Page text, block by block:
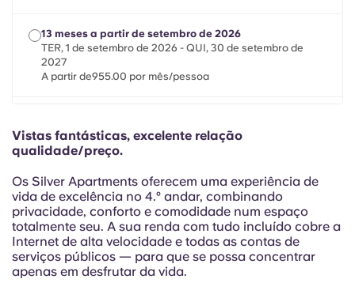
French
Portuguese
13 meses a partir de setembro de 2026
TER, 1 de setembro de 2026 - QUI, 30 de setembro de
2027
A partir de955.00 por mês/pessoa
Sáb., 1 de agosto de 2026 - Qui., 30 de setembro de 2027
A partir de955.00 por mês/pessoa
Estadia semestral (Semestre de Inverno 26/27) (1)
QUI, 1 de outubro de 2026 - QUA, 31 de março de 2027
A partir de955.00 por mês/pessoa
Vistas fantásticas, excelente relação
qualidade/preço.
Os Silver Apartments oferecem uma experiência de
vida de excelência no 4.º andar, combinando
privacidade, conforto e comodidade num espaço
totalmente seu. A sua renda com tudo incluído cobre a
Internet de alta velocidade e todas as contas de
serviços públicos — para que se possa concentrar
apenas em desfrutar da vida.